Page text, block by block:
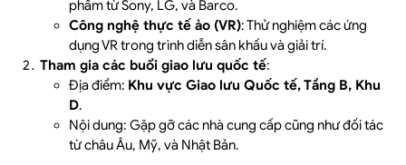
phẩm từ Sony, LG, và Barco.
Công nghệ thực tế ảo (VR): Thử nghiệm các ứng
dụng VR trong trình diễn sân khấu và giải trí.
Tham gia các buổi giao lưu quốc tế:
Địa điểm: Khu vực Giao lưu Quốc tế, Tầng B, Khu
D.
Nội dung: Gặp gỡ các nhà cung cấp cũng như đối tác
từ châu Âu, Mỹ, và Nhật Bản.